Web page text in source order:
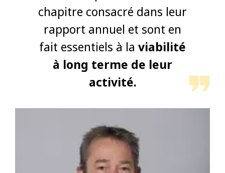
chapitre consacré dans leur
rapport annuel et sont en
fait essentiels à la viabilité
à long terme de leur
activité.